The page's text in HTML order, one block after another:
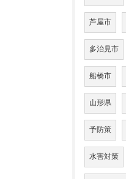
芦屋市
多治見市
船橋市
山形県
予防策
水害対策